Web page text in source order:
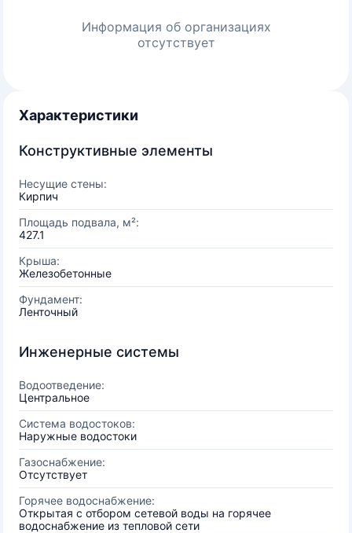
Информация об организациях
отсутствует
Характеристики
Конструктивные элементы
Несущие стены:
Кирпич
Площадь подвала, м²:
427.1
Крыша:
Железобетонные
Фундамент:
Ленточный
Инженерные системы
Водоотведение:
Центральное
Система водостоков:
Наружные водостоки
Газоснабжение:
Отсутствует
Горячее водоснабжение:
Открытая с отбором сетевой воды на горячее
водоснабжение из тепловой сети